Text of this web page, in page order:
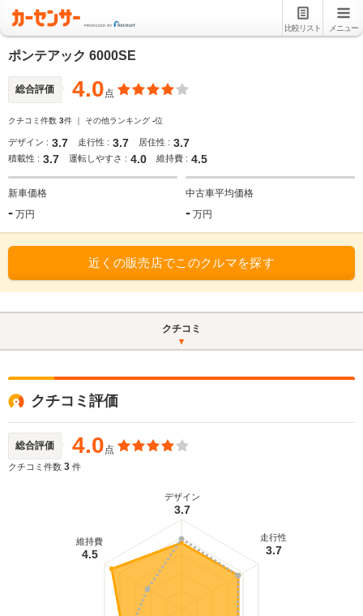
比較リスト メニュー
ポンテアック 6000SE
総合評価 4.0点
クチコミ件数 3件 ｜ その他ランキング -位
デザイン : 3.7 走行性 : 3.7 居住性 : 3.7
積載性 : 3.7 運転しやすさ : 4.0 維持費 : 4.5
新車価格
- 万円
中古車平均価格
- 万円
近くの販売店でこのクルマを探す
クチコミ
クチコミ評価
総合評価 4.0点
クチコミ件数 3 件
デザイン
3.7
走行性
3.7
維持費
4.5